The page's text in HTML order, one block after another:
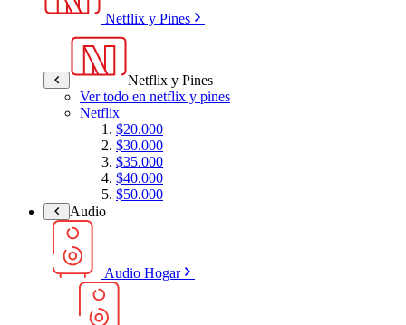
Netflix y Pines
Netflix y Pines
Ver todo en netflix y pines
Netflix
$20.000
$30.000
$35.000
$40.000
$50.000
Audio
Audio Hogar